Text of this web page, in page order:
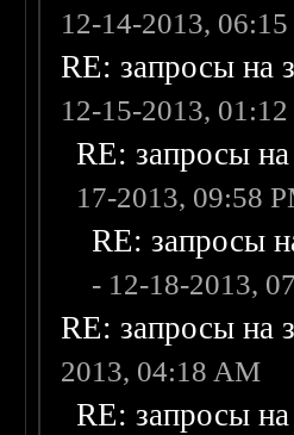
12-14-2013,
RE: запросы на
12-15-2013,
RE: запросы
17-2013, 09:58
RE: запросы
- 12-18-2013,
RE: запросы на
2013, 04:18 AM
RE: запросы